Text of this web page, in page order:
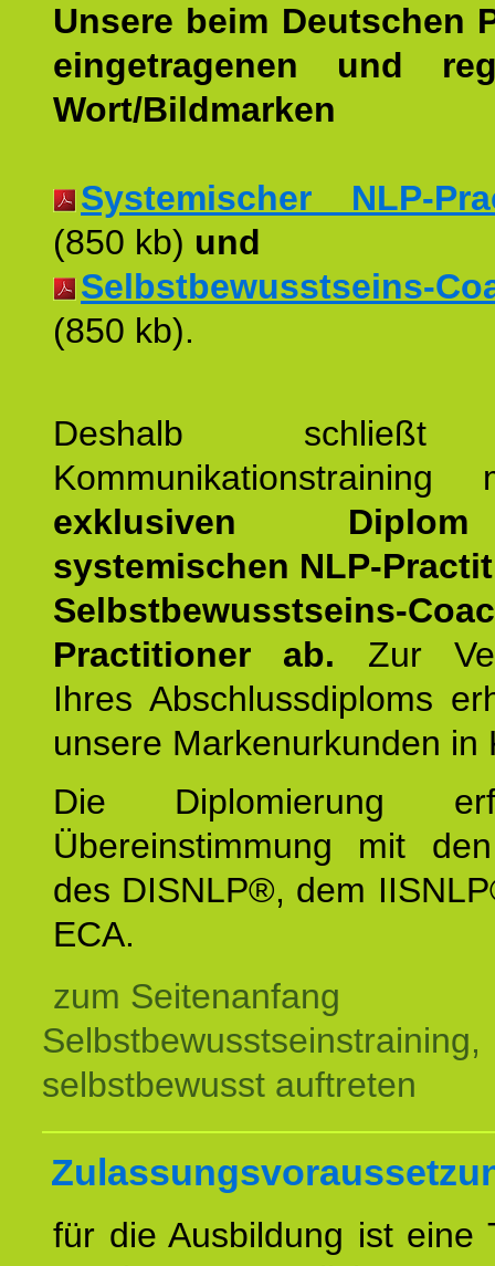
Unsere beim Deutschen
eingetragenen und
Wort/Bildmarken
Systemischer NLP-
(850 kb) und
Selbstbewusstseins-
(850 kb).
Deshalb schließt
exklusiven
systemischen NLP-
Selbstbewusstseins-
Practitioner ab. Zur
Ihres Abschlussdiploms
unsere Markenurkunden in
Die Diplomierung
Übereinstimmung mit
des DISNLP®, dem
ECA.
zum Seitenanfang
Selbstbewusstseinstraining,
selbstbewusst auftreten
für die Ausbildung ist eine